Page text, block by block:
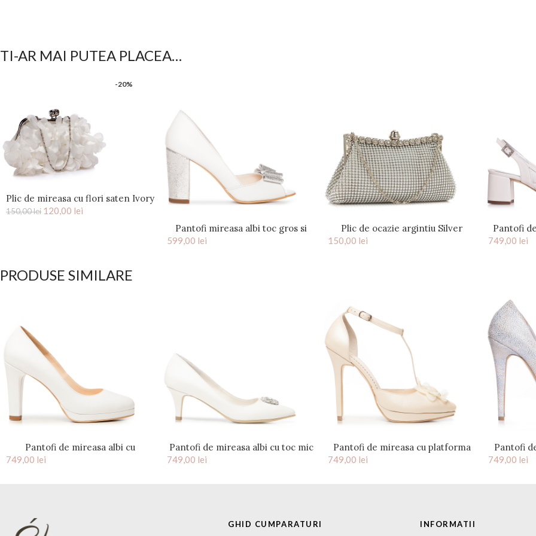
TI-AR MAI PUTEA PLACEA…
-20%
Plic de mireasa cu flori saten Ivory
Kiss
150,00lei 120,00 lei
Pantofi mireasa albi toc gros si
funda argintie Peep Toe
599,00 lei
Plic de ocazie argintiu Silver
150,00 lei
Pantofi
toc
749,00 lei
PRODUSE SIMILARE
Pantofi de mireasa albi cu
platforma si toc gros Elsa
749,00 lei
Pantofi de mireasa albi cu toc mic
si accesoriu pietre cristal Celeste
749,00 lei
Pantofi de mireasa cu platforma
ivory perlat Sophia
749,00 lei
Pantofi
snake
749,00 lei
GHID CUMPARATURI INFORMATII